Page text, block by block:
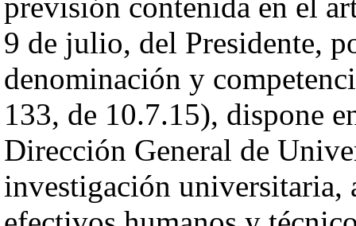
previsión contenida en el
9 de julio, del Presidente,
denominación y
133, de 10.7.15), dispone
Dirección General de
investigación universitaria,